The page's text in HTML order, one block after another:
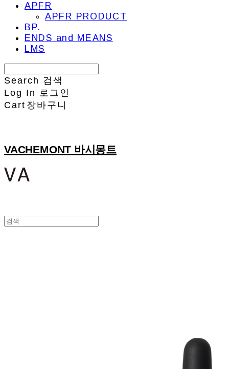
APFR
APFR PRODUCT
BP.
ENDS and MEANS
LMS
Search 검색
Log In 로그인
Cart 장바구니
VACHEMONT 바시몽트